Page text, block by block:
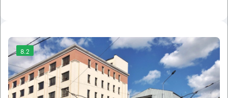
8.2